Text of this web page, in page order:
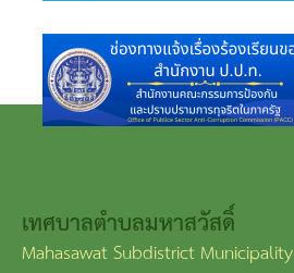
เทศบาลตำบลมหาสวัสดิ์
Mahasawat Subdistrict Municipality